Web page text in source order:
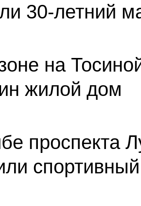
30-летний
на
жилой дом
проспекта